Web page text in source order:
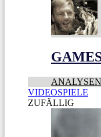
ANALYSEN
VIDEOSPIELE
ZUFÄLLIG